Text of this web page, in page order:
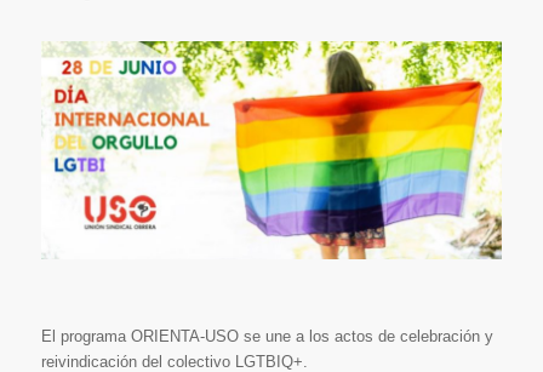
El programa ORIENTA-USO se une a los actos de celebración y
reivindicación del colectivo LGTBIQ+.